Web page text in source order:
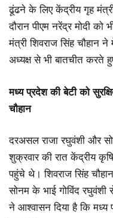
ढूंढने के लिए केंद्रीय गृह
दौरान पीएम नरेंद्र मोदी को
मंत्री शिवराज सिंह चौहान
अध्यक्ष से भी बातचीत करते
मध्य प्रदेश की बेटी को
चौहान
दरअसल राजा रघुवंशी और
शुक्रवार की रात केंद्रीय
पहुंचे थे। शिवराज सिंह
सोनम के भाई गोविंद रघुवंशी
ने आश्वासन दिया है कि मध्य